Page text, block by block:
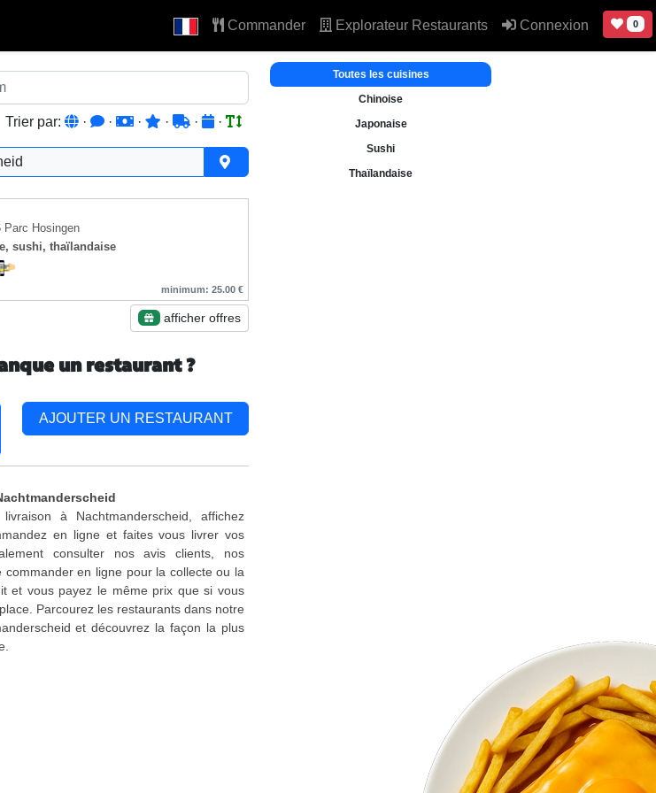
Commander Explorateur Restaurants Connexion 0
Trier par: · · · · · ·
Parc Hosingen
sushi, thaïlandaise
minimum: 25.00 €
afficher offres
Toutes les cuisines
Chinoise
Japonaise
Sushi
Thaïlandaise
un restaurant ?
AJOUTER UN RESTAURANT
à Nachtmanderscheid, affichez
en ligne et faites vous livrer vos
consulter nos avis clients, nos
en ligne pour la collecte ou la
et vous payez le même prix que si vous
Parcourez les restaurants dans notre
et découvrez la façon la plus